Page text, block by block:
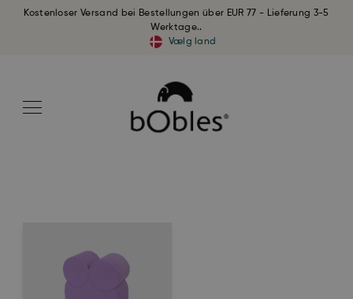
Kostenloser Versand bei Bestellungen über EUR 77 - Lieferung 3-5
Werktage..
Vælg land